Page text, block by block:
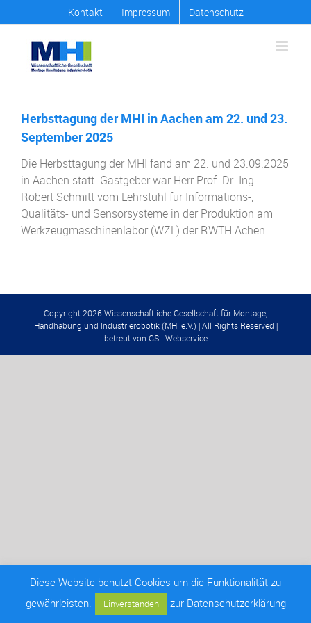
Inhalt
springen
Kontakt Impressum Datenschutz
Herbsttagung der MHI in Aachen am 22. und 23.
September 2025
Die Herbsttagung der MHI fand am 22. und 23.09.2025
in Aachen statt. Gastgeber war Herr Prof. Dr.-Ing.
Robert Schmitt vom Lehrstuhl für Informations-,
Qualitäts- und Sensorsysteme in der Produktion am
Werkzeugmaschinenlabor (WZL) der RWTH Achen.
Copyright 2026 Wissenschaftliche Gesellschaft für Montage,
Handhabung und Industrierobotik (MHI e.V.) | All Rights Reserved |
betreut von GSL-Webservice
Diese Website benutzt Cookies um die Funktionalität zu
gewährleisten.
Einverstanden zur Datenschutzerklärung